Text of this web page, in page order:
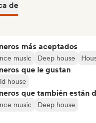
de
más aceptados
music Deep house
que le gustan
house
que también están
music Deep house